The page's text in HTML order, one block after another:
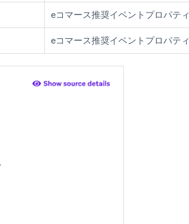
eコマース推奨イベントプロパティ
eコマース推奨イベントプロパティ